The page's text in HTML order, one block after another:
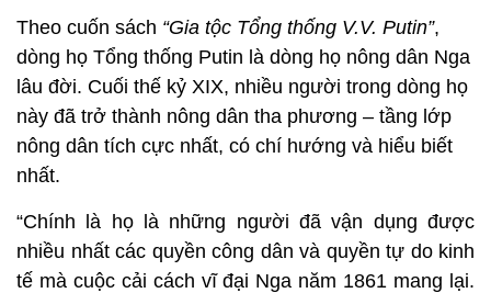
Theo cuốn sách “Gia tộc Tổng thống V.V. Putin”,
dòng họ Tổng thống Putin là dòng họ nông dân Nga
lâu đời. Cuối thế kỷ XIX, nhiều người trong dòng họ
này đã trở thành nông dân tha phương – tầng lớp
nông dân tích cực nhất, có chí hướng và hiểu biết
nhất.
“Chính là họ là những người đã vận dụng được
nhiều nhất các quyền công dân và quyền tự do kinh
tế mà cuộc cải cách vĩ đại Nga năm 1861 mang lại.